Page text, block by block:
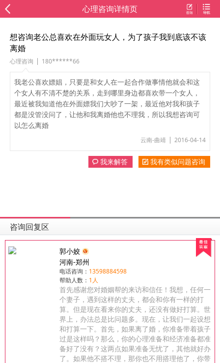
心理咨询详情页
想咨询老公总喜欢在外面玩女人，为了孩子我到底该不该
离婚
心理咨询 180******66
我老公喜欢嫖娼，只要是和女人在一起合作做事情他就会和这
个女人有不清不楚的关系，走到哪里身边都喜欢带一个女人，
最近被我知道他在外面嫖我们大吵了一架，最近他对我和孩子
都是没管没问了，让他和我离婚他也不理我，所以我想咨询可
以怎么离婚
2016-04-14
云南-曲靖
我有类似问题咨询
我来解答
咨询回复区
郭小姣
河南-郑州
电话咨询： 13598884598
帮助人数： 1人
首先感谢您对婚姻帮的来访和信任！我想，任何一
个妻子，遇到这样的丈夫，都会和你有一样的打
算。但是现在看来你的丈夫，还没有做好打算。世
界上，办法总是比问题多。现在，让我们一起设想
和打算一下。首先，如果离了婚，你准备带着孩子
过是这样吗？那么，你的心理准备和经济准备都准
备好了没有？这两点如果准备无忧了，其他就好办
了。如果他不搭不理，那你也不用搭理他了，你带